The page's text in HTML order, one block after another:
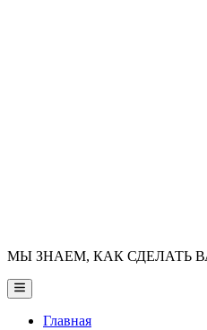
МЫ ЗНАЕМ, КАК СДЕЛАТЬ
Главное
меню
Главная